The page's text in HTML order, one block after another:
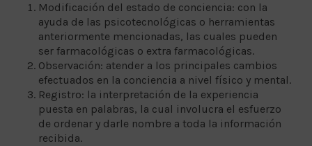
Modificación del estado de conciencia: con la
ayuda de las psicotecnológicas o herramientas
anteriormente mencionadas, las cuales pueden
ser farmacológicas o extra farmacológicas.
Observación: atender a los principales cambios
efectuados en la conciencia a nivel físico y mental.
Registro: la interpretación de la experiencia
puesta en palabras, la cual involucra el esfuerzo
de ordenar y darle nombre a toda la información
recibida.